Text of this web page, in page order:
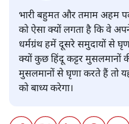
भारी बहुमत और तमाम अहम
को ऐसा क्यों लगता है कि वे
धर्मग्रंथ हमें दूसरे समुदायों से
क्यों कुछ हिंदू कट्टर मुसलमानों
मुसलमानों से घृणा करते हैं तो
को बाध्य करेगा।